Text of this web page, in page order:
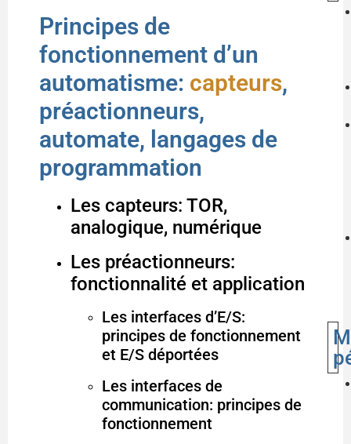
Principes de
fonctionnement d’un
automatisme: capteurs,
préactionneurs,
automate, langages de
programmation
Les capteurs: TOR,
analogique, numérique
Les préactionneurs:
fonctionnalité et application
Les interfaces d’E/S:
principes de fonctionnement
et E/S déportées
Les interfaces de
communication: principes de
fonctionnement